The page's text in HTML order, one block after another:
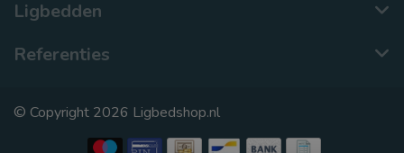
Ligbedden
Referenties
© Copyright 2026 Ligbedshop.nl